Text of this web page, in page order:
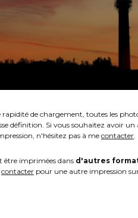
rapidité de chargement, toutes les
définition. Si vous souhaitez avoir
n'hésitez pas à me contacter.
être imprimées dans d'autres
contacter pour une autre impression